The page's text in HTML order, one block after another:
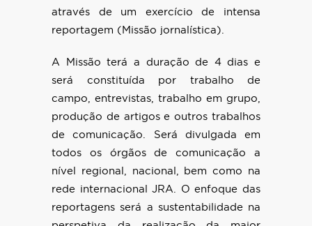
através de um exercício de intensa
reportagem (Missão jornalística).
A Missão terá a duração de 4 dias e
será constituída por trabalho de
campo, entrevistas, trabalho em grupo,
produção de artigos e outros trabalhos
de comunicação. Será divulgada em
todos os órgãos de comunicação a
nível regional, nacional, bem como na
rede internacional JRA. O enfoque das
reportagens será a sustentabilidade na